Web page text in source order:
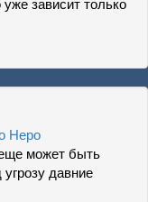
Неро
может быть
давние